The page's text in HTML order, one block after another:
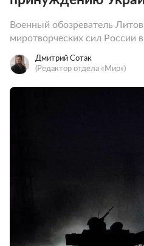
Военный обозреватель
миротворческих сил России
Дмитрий Сотак
(Редактор отдела «Мир»)